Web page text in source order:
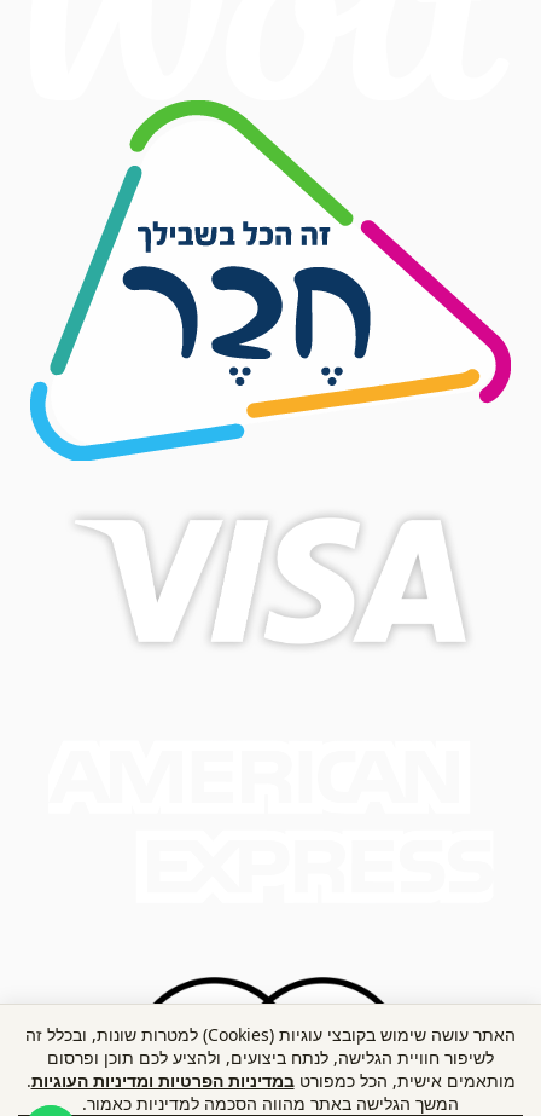
האתר עושה שימוש בקובצי עוגיות (Cookies) למטרות שונות, ובכלל זה
לשיפור חוויית הגלישה, לנתח ביצועים, ולהציע לכם תוכן ופרסום
מותאמים אישית, הכל כמפורטבמדיניות הפרטיות ומדיניות העוגיות.
המשך הגלישה באתר מהווה הסכמה למדיניות כאמור.